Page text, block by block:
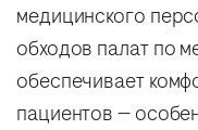
медицинского
обходов палат по
обеспечивает
пациентов —